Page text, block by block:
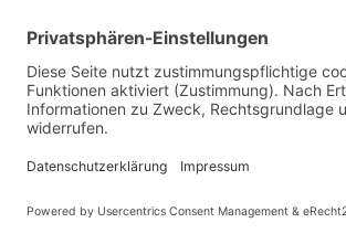
Freie Schule
Private Grundschule und